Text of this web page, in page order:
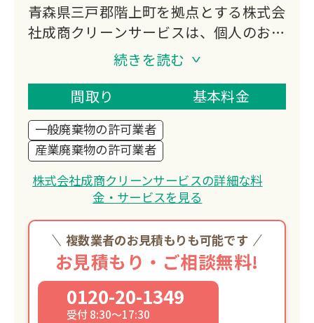
青森県三戸郡階上町を拠点とする株式会
社成商クリーンサービスは、個人のお客
様の粗大ゴミ・引っ越しゴミ・遺品整理
から、法人のお客様の産業廃棄物まで幅
広く対応。昭和45年創業の成田商店か
ら続く豊富な経験と、エコアクション
21認証取得による適正処理で地域の環
境保全に貢献しています。
続きを読む
間取り
基本料金
一般廃棄物の許可業者
産業廃棄物の許可業者
株式会社成商クリーンサービスの詳細な料
金・サービスを見る
複数業者のお見積もりも可能です
お見積もり・ご相談無料!
0120-20-1349
受付 8:30～17:30